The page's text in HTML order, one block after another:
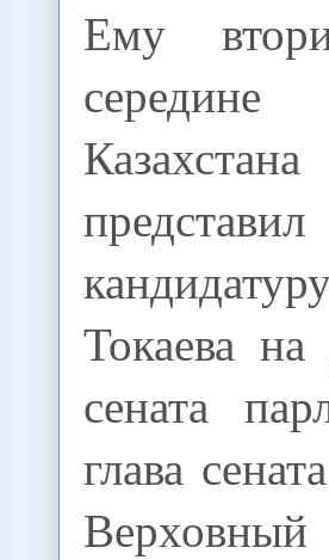
Ему
Токаева на
сената
глава